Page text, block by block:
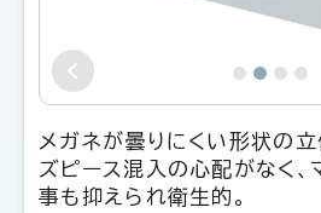
メガネが曇りにくい形状の
ズピース混入の心配がなく、
事も抑えられ衛生的。